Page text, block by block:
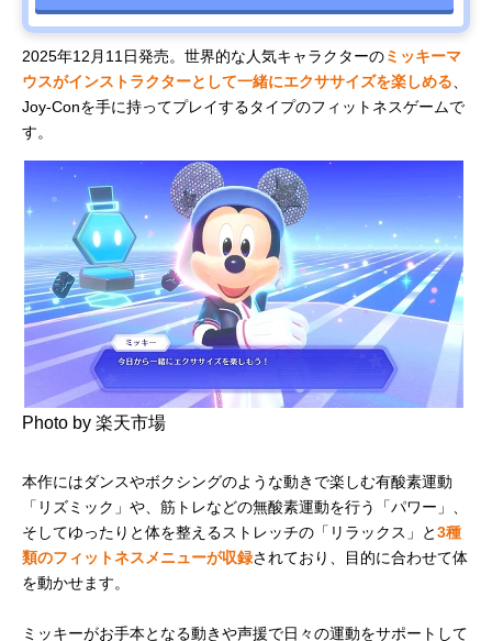
2025年12月11日発売。世界的な人気キャラクターのミッキーマ
ウスがインストラクターとして一緒にエクササイズを楽しめる
Joy-Conを手に持ってプレイするタイプのフィットネスゲームで
す。
Photo by 楽天市場
本作にはダンスやボクシングのような動きで楽しむ有酸素運動
「リズミック」や、筋トレなどの無酸素運動を行う「パワー」、
そしてゆったりと体を整えるストレッチの「リラックス」と3種
類のフィットネスメニューが収録されており、目的に合わせて体
を動かせます。
ミッキーがお手本となる動きや声援で日々の運動をサポートして